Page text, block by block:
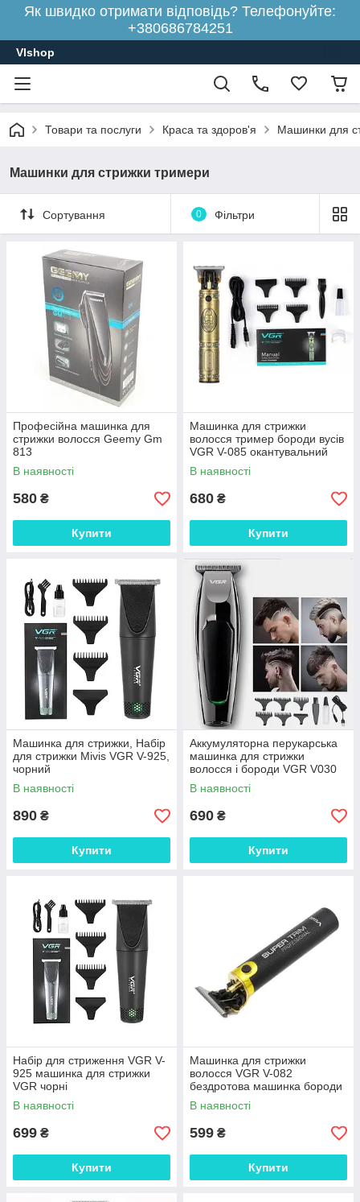
Як швидко отримати відповідь? Телефонуйте:
+380686784251
Vlshop
Товари та послуги Краса та здоров'я Машинки для
Машинки для стрижки тримери
Сортування 0 Фільтри
Професійна машинка для
стрижки волосся Geemy Gm
813
В наявності
580 ₴
Купити
Машинка для стрижки
волосся тример бороди вусів
VGR V-085 окантувальний
тример 3 насадками
В наявності
680 ₴
Купити
Машинка для стрижки, Набір
для стрижки Mivis VGR V-925,
чорний
В наявності
890 ₴
Купити
Аккумуляторна перукарська
машинка для стрижки
волосся і бороди VGR V030
п'ятью насадками UKG
В наявності
690 ₴
Купити
Набір для стриження VGR V-
925 машинка для стрижки
VGR чорні
В наявності
699 ₴
Купити
Машинка для стрижки
волосся VGR V-082
бездротова машинка бороди
В наявності
599 ₴
Купити